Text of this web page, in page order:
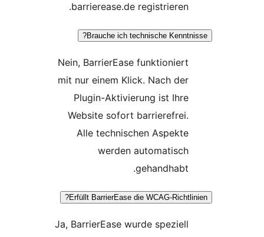
barrierease.de registrieren.
Brauche ich technische
Nein, BarrierEase funktioniert
mit nur einem Klick. Nach der
Plugin-Aktivierung ist Ihre
Website sofort barrierefrei.
Alle technischen Aspekte
werden automatisch
Erfüllt BarrierEase die WCAG-
Ja, BarrierEase wurde speziell